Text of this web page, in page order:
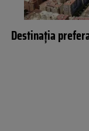
Destinația